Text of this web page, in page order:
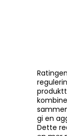
gi en
Dette